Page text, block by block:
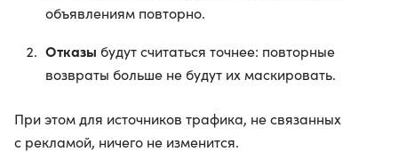
объявлениям повторно.
Отказы будут считаться точнее: повторные
возвраты больше не будут их маскировать.
При этом для источников трафика, не связанных
с рекламой, ничего не изменится.